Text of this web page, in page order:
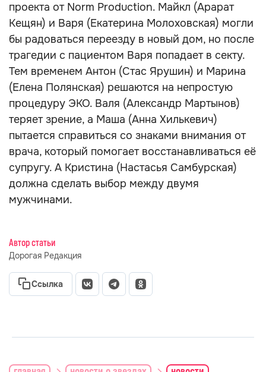
проекта от Norm Production. Майкл (Арарат
Кещян) и Варя (Екатерина Молоховская) могли
бы радоваться переезду в новый дом, но после
трагедии с пациентом Варя попадает в секту.
Тем временем Антон (Стас Ярушин) и Марина
(Елена Полянская) решаются на непростую
процедуру ЭКО. Валя (Александр Мартынов)
теряет зрение, а Маша (Анна Хилькевич)
пытается справиться со знаками внимания от
врача, который помогает восстанавливаться её
супругу. А Кристина (Настасья Самбурская)
должна сделать выбор между двумя
мужчинами.
Автор статьи
Дорогая Редакция
Ссылка